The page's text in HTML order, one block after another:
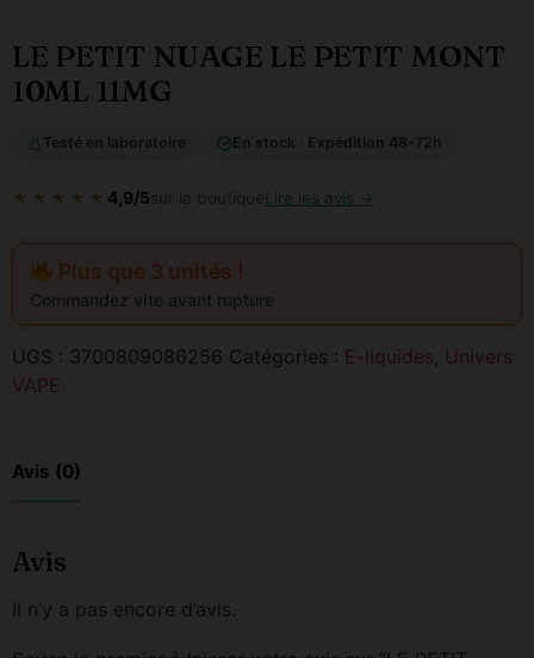
LE PETIT NUAGE LE PETIT MONT
10ML 11MG
Testé en laboratoire En stock · Expédition 48-72h
★★★★★ 4,9/5sur la boutiqueLire les avis →
Plus que 3 unités !
Commandez vite avant rupture
UGS : 3700809086256 Catégories : E-liquides, Univers
VAPE
Avis (0)
Avis
Il n’y a pas encore d’avis.